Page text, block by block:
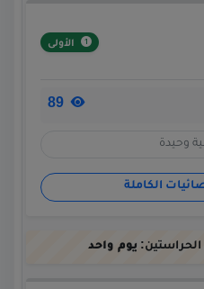
الأولى
وحيدة
الكاملة
الحراستين: يوم واحد